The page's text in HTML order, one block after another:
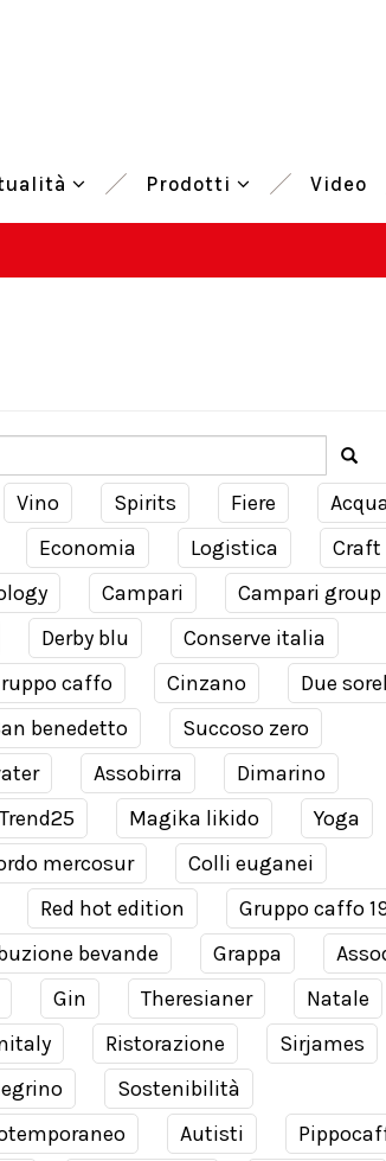
Prodotti Video
Vino Spirits Fiere
Economia Logistica
Craft
Campari
Campari group
Derby blu
Conserve italia
caffo Cinzano
Due
benedetto
Succoso zero
Assobirra
Dimarino
Trend25 Magika likido
Yoga
mercosur
Colli euganei
Red hot edition
Gruppo caffo
bevande Grappa
Gin Theresianer
Natale
Ristorazione
Sirjames
Sostenibilità
Autisti